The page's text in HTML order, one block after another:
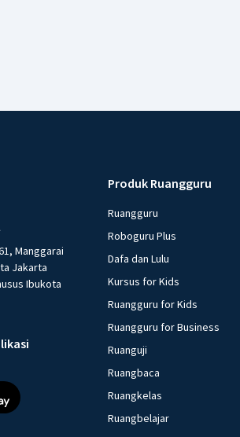
Manggarai
Jakarta
Ibukota
Produk Ruangguru
Ruangguru
Roboguru Plus
Dafa dan Lulu
Kursus for Kids
Ruangguru for Kids
Ruangguru for Business
Ruanguji
Ruangbaca
Ruangkelas
Ruangbelajar